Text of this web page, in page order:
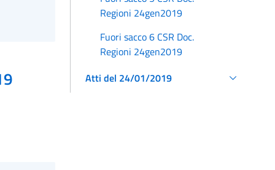
Regioni 24gen2019
Fuori sacco 6 CSR Doc.
Regioni 24gen2019
Atti del 24/01/2019